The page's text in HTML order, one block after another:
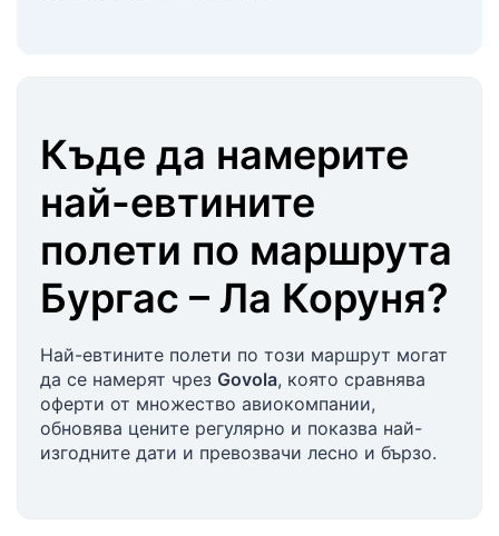
Къде да намерите
най-евтините
полети по маршрута
Бургас – Ла Коруня?
Най-евтините полети по този маршрут могат
да се намерят чрез Govola, която сравнява
оферти от множество авиокомпании,
обновява цените регулярно и показва най-
изгодните дати и превозвачи лесно и бързо.